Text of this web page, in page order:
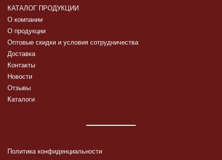
КАТАЛОГ ПРОДУКЦИИ
О компании
О продукции
Оптовые скидки и условия сотрудничества
Доставка
Контакты
Новости
Отзывы
Каталоги
Политика конфиденциальности